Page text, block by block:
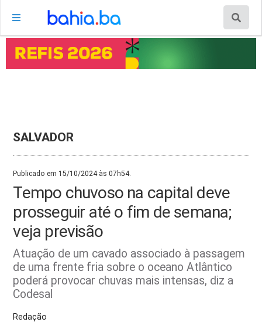
SALVADOR
Publicado em 15/10/2024 às 07h54.
Tempo chuvoso na capital deve
prosseguir até o fim de semana;
veja previsão
Atuação de um cavado associado à passagem
de uma frente fria sobre o oceano Atlântico
poderá provocar chuvas mais intensas, diz a
Codesal
Redação